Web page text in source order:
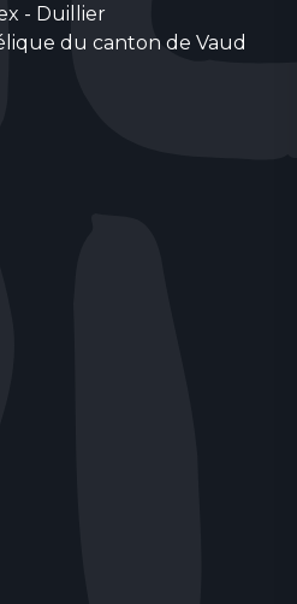
- Duillier
du canton de Vaud